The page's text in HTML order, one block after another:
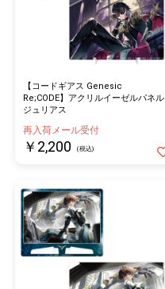
【コードギアス Genesic
Re;CODE】アクリルイーゼルパネル
ジュリアス
再入荷メール受付
￥2,200 (税込)